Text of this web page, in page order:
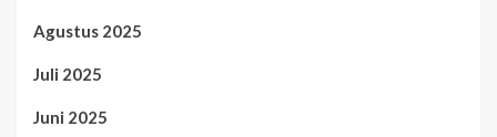
Agustus 2025
Juli 2025
Juni 2025